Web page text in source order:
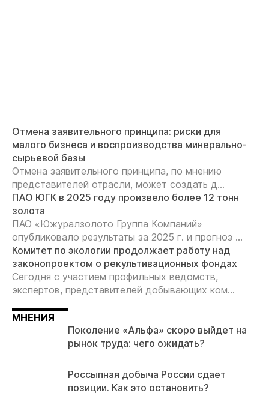
Отмена заявительного принципа: риски для
малого бизнеса и воспроизводства минерально-
сырьевой базы
Отмена заявительного принципа, по мнению
представителей отрасли, может создать д...
ПАО ЮГК в 2025 году произвело более 12 тонн
золота
ПАО «Южуралзолото Группа Компаний»
опубликовало результаты за 2025 г. и прогноз ...
Комитет по экологии продолжает работу над
законопроектом о рекультивационных фондах
Сегодня с участием профильных ведомств,
экспертов, представителей добывающих ком...
МНЕНИЯ
Поколение «Альфа» скоро выйдет на
рынок труда: чего ожидать?
Россыпная добыча России сдает
позиции. Как это остановить?